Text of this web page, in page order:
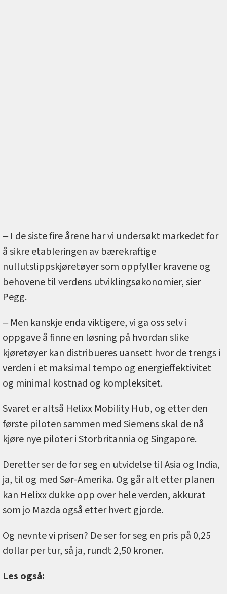
‒ I de siste fire årene har vi undersøkt markedet for
å sikre etableringen av bærekraftige
nullutslippskjøretøyer som oppfyller kravene og
behovene til verdens utviklingsøkonomier, sier
Pegg.
‒ Men kanskje enda viktigere, vi ga oss selv i
oppgave å finne en løsning på hvordan slike
kjøretøyer kan distribueres uansett hvor de trengs i
verden i et maksimal tempo og energieffektivitet
og minimal kostnad og kompleksitet.
Svaret er altså Helixx Mobility Hub, og etter den
første piloten sammen med Siemens skal de nå
kjøre nye piloter i Storbritannia og Singapore.
Deretter ser de for seg en utvidelse til Asia og India,
ja, til og med Sør-Amerika. Og går alt etter planen
kan Helixx dukke opp over hele verden, akkurat
som jo Mazda også etter hvert gjorde.
Og nevnte vi prisen? De ser for seg en pris på 0,25
dollar per tur, så ja, rundt 2,50 kroner.
Les også: